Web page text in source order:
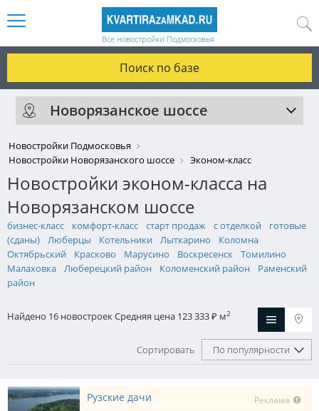
Все новостройки Подмосковья
Поиск по базе
Новорязанское шоссе
Новостройки Подмосковья
Новостройки Новорязанского шоссе
Эконом-класс
Новостройки эконом-класса на
Новорязанском шоссе
бизнес-класс комфорт-класс старт продаж с отделкой
готовые
(сданы)
Люберцы Котельники Лыткарино
Коломна
Октябрьский
Красково Марусино Воскресенск
Томилино
Малаховка
Люберецкий район Коломенский район
Раменский
район
Найдено 16 новостроекСредняя цена 123 333 ₽ м2
Сортировать По популярности
Реклама
Рузские дачи